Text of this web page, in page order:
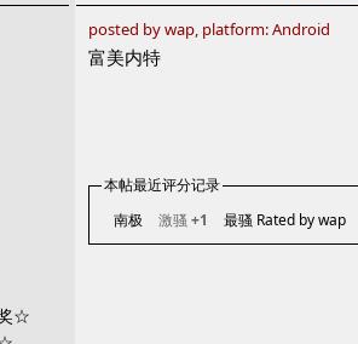
posted by wap, platform: Android
富美内特
本帖最近评分记录
南极
激骚+1 最骚 Rated by wap